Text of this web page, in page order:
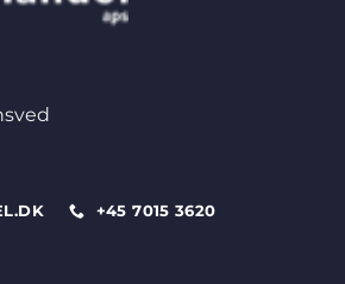
+45 7015 3620